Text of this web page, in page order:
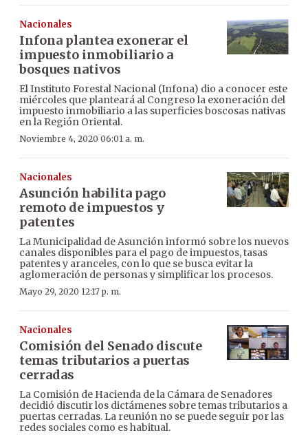
Nacionales
Infona plantea exonerar el
impuesto inmobiliario a
bosques nativos
El Instituto Forestal Nacional (Infona) dio a conocer este
miércoles que planteará al Congreso la exoneración del
impuesto inmobiliario a las superficies boscosas nativas
en la Región Oriental.
Noviembre 4, 2020 06:01 a. m.
Nacionales
Asunción habilita pago
remoto de impuestos y
patentes
La Municipalidad de Asunción informó sobre los nuevos
canales disponibles para el pago de impuestos, tasas
patentes y aranceles, con lo que se busca evitar la
aglomeración de personas y simplificar los procesos.
Mayo 29, 2020 12:17 p. m.
Nacionales
Comisión del Senado discute
temas tributarios a puertas
cerradas
La Comisión de Hacienda de la Cámara de Senadores
decidió discutir los dictámenes sobre temas tributarios a
puertas cerradas. La reunión no se puede seguir por las
redes sociales como es habitual.